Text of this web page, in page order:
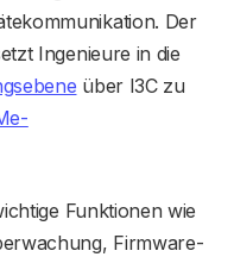
Der
Ingenieure in die
über I3C zu
Funktionen wie
Firmware-